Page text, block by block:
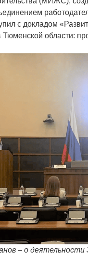
с докладом
Тюменской области:
– о